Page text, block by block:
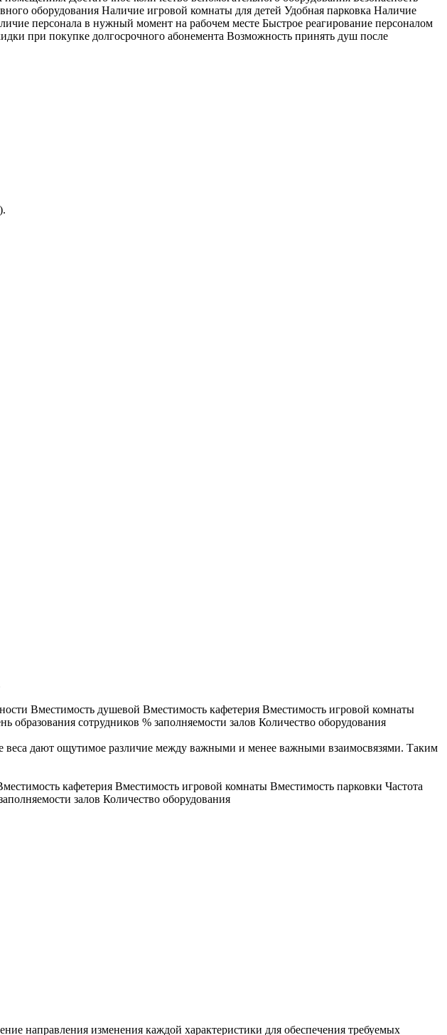
оборудования Наличие игровой комнаты для детей Удобная парковка Наличие
персонала в нужный момент на рабочем месте Быстрое реагирование персоналом
при покупке долгосрочного абонемента Возможность принять душ после
Вместимость душевой Вместимость кафетерия Вместимость игровой комнаты
сотрудников % заполняемости залов Количество оборудования
веса дают ощутимое различие между важными и менее важными взаимосвязями. Таким
кафетерия Вместимость игровой комнаты Вместимость парковки Частота
залов Количество оборудования
направления изменения каждой характеристики для обеспечения требуемых